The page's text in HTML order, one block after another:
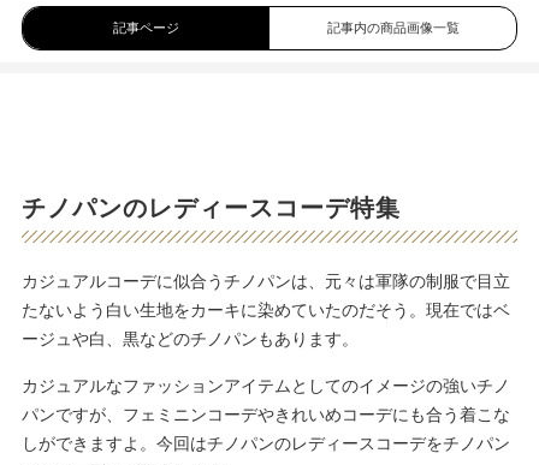
記事ページ 記事内の商品画像一覧
チノパンのレディースコーデ特集
カジュアルコーデに似合うチノパンは、元々は軍隊の制服で目立
たないよう白い生地をカーキに染めていたのだそう。現在ではベ
ージュや白、黒などのチノパンもあります。
カジュアルなファッションアイテムとしてのイメージの強いチノ
パンですが、フェミニンコーデやきれいめコーデにも合う着こな
しができますよ。今回はチノパンのレディースコーデをチノパン